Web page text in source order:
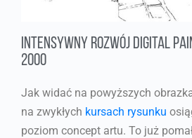
Intensywny rozwój Digital
2000
Jak widać na powyższych
na zwykłych kursach rysunku
poziom concept artu. To już